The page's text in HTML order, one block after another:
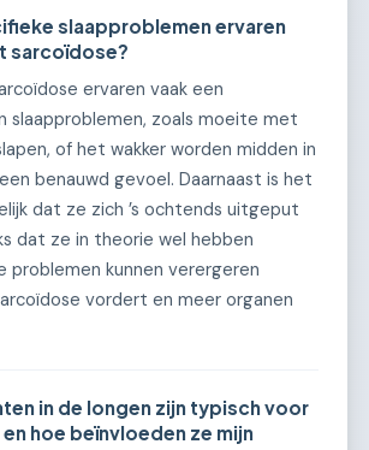
slaapproblemen ervaren
sarcoïdose?
ervaren vaak een
slaapproblemen, zoals moeite met
of het wakker worden midden in
benauwd gevoel. Daarnaast is het
dat ze zich ’s ochtends uitgeput
dat ze in theorie wel hebben
problemen kunnen verergeren
vordert en meer organen
in de longen zijn typisch voor
hoe beïnvloeden ze mijn